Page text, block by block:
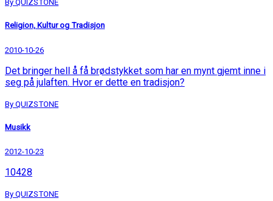
By QUIZSTONE
Religion, Kultur og Tradisjon
2010-10-26
Det bringer hell å få brødstykket som har en mynt gjemt inne i
seg på julaften. Hvor er dette en tradisjon?
By QUIZSTONE
Musikk
2012-10-23
10428
By QUIZSTONE